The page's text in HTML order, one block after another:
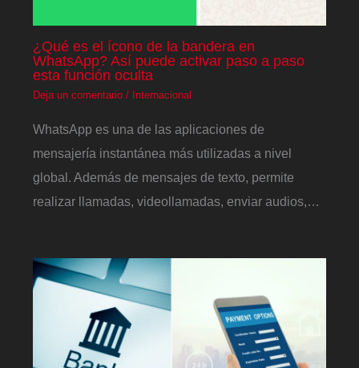
¿Qué es el ícono de la bandera en
WhatsApp? Así puede activar paso a paso
esta función oculta
Deja un comentario / Internacional
WhatsApp es una de las aplicaciones de
mensajería instantánea más utilizadas a nivel
global. Además de mensajes de texto, permite
realizar llamadas, videollamadas, enviar audios,…